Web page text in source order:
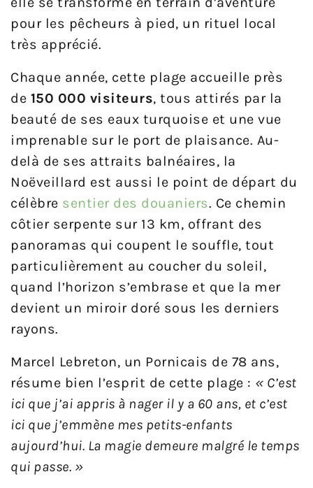
pour les pêcheurs à pied, un rituel local
très apprécié.
Chaque année, cette plage accueille près
de 150 000 visiteurs, tous attirés par la
beauté de ses eaux turquoise et une vue
imprenable sur le port de plaisance. Au-
delà de ses attraits balnéaires, la
Noëveillard est aussi le point de départ du
célèbre sentier des douaniers. Ce chemin
côtier serpente sur 13 km, offrant des
panoramas qui coupent le souffle, tout
particulièrement au coucher du soleil,
quand l’horizon s’embrase et que la mer
devient un miroir doré sous les derniers
rayons.
Marcel Lebreton, un Pornicais de 78 ans,
résume bien l’esprit de cette plage : « C’est
ici que j’ai appris à nager il y a 60 ans, et c’est
ici que j’emmène mes petits-enfants
aujourd’hui. La magie demeure malgré le temps
qui passe. »